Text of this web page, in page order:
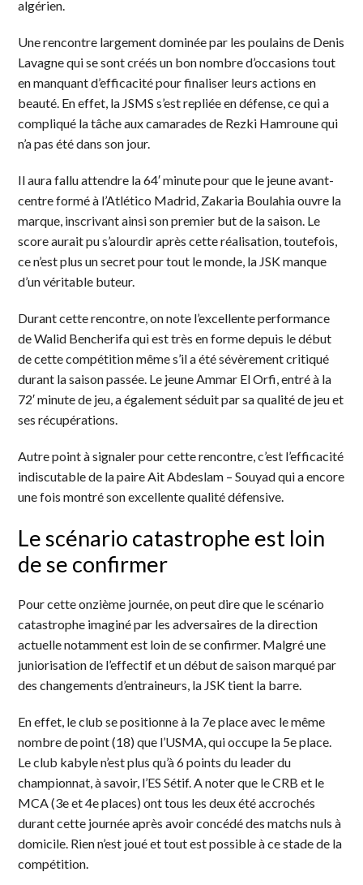
algérien.
Une rencontre largement dominée par les poulains de Denis
Lavagne qui se sont créés un bon nombre d’occasions tout
en manquant d’efficacité pour finaliser leurs actions en
beauté. En effet, la JSMS s’est repliée en défense, ce qui a
compliqué la tâche aux camarades de Rezki Hamroune qui
n’a pas été dans son jour.
Il aura fallu attendre la 64′ minute pour que le jeune avant-
centre formé à l’Atlético Madrid, Zakaria Boulahia ouvre la
marque, inscrivant ainsi son premier but de la saison. Le
score aurait pu s’alourdir après cette réalisation, toutefois,
ce n’est plus un secret pour tout le monde, la JSK manque
d’un véritable buteur.
Durant cette rencontre, on note l’excellente performance
de Walid Bencherifa qui est très en forme depuis le début
de cette compétition même s’il a été sévèrement critiqué
durant la saison passée. Le jeune Ammar El Orfi, entré à la
72′ minute de jeu, a également séduit par sa qualité de jeu et
ses récupérations.
Autre point à signaler pour cette rencontre, c’est l’efficacité
indiscutable de la paire Ait Abdeslam – Souyad qui a encore
une fois montré son excellente qualité défensive.
Le scénario catastrophe est loin
de se confirmer
Pour cette onzième journée, on peut dire que le scénario
catastrophe imaginé par les adversaires de la direction
actuelle notamment est loin de se confirmer. Malgré une
juniorisation de l’effectif et un début de saison marqué par
des changements d’entraineurs, la JSK tient la barre.
En effet, le club se positionne à la 7e place avec le même
nombre de point (18) que l’USMA, qui occupe la 5e place.
Le club kabyle n’est plus qu’à 6 points du leader du
championnat, à savoir, l’ES Sétif. A noter que le CRB et le
MCA (3e et 4e places) ont tous les deux été accrochés
durant cette journée après avoir concédé des matchs nuls à
domicile. Rien n’est joué et tout est possible à ce stade de la
compétition.